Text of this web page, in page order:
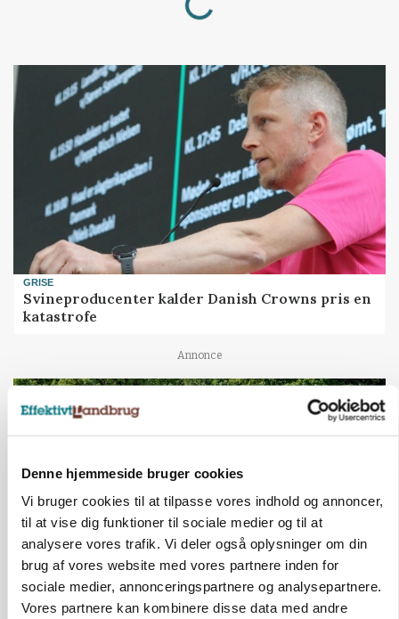
Denne hjemmeside bruger cookies
Vi bruger cookies til at tilpasse vores indhold og annoncer,
til at vise dig funktioner til sociale medier og til at
analysere vores trafik. Vi deler også oplysninger om din
brug af vores website med vores partnere inden for
sociale medier, annonceringspartnere og analysepartnere.
Vores partnere kan kombinere disse data med andre
GRISE
Svineproducenter kalder Danish Crowns pris en
katastrofe
Annonce
Forserie til selvkørende skårlægger afprøves i år